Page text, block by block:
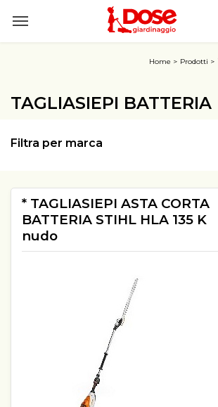
Home Prodotti
TAGLIASIEPI BATTERIA
Filtra per marca
* TAGLIASIEPI ASTA CORTA
BATTERIA STIHL HLA 135 K
nudo